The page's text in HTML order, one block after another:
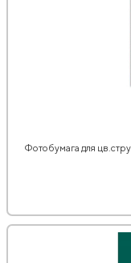
Фотобумага для